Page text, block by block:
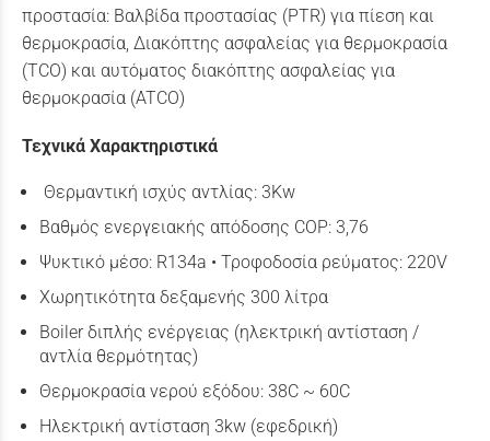
προστασία: Βαλβίδα προστασίας (PTR) για πίεση και
θερμοκρασία, Διακόπτης ασφαλείας για θερμοκρασία
(TCO) και αυτόματος διακόπτης ασφαλείας για
θερμοκρασία (ATCO)
Τεχνικά Χαρακτηριστικά
Θερμαντική ισχύς αντλίας: 3Kw
Βαθμός ενεργειακής απόδοσης COP: 3,76
Ψυκτικό μέσο: R134a • Τροφοδοσία ρεύματος: 220V
Χωρητικότητα δεξαμενής 300 λίτρα
Boiler διπλής ενέργειας (ηλεκτρική αντίσταση /
αντλία θερμότητας)
Θερμοκρασία νερού εξόδου: 38C ~ 60C
Ηλεκτρική αντίσταση 3kw (εφεδρική)